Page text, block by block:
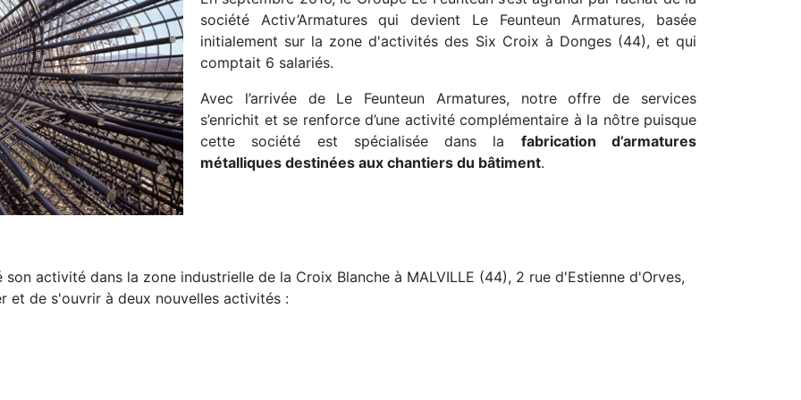
société Activ’Armatures qui devient Le Feunteun Armatures, basée
initialement sur la zone d'activités des Six Croix à Donges (44), et qui
comptait 6 salariés.
Avec l’arrivée de Le Feunteun Armatures, notre offre de services
s’enrichit et se renforce d’une activité complémentaire à la nôtre puisque
cette société est spécialisée dans la fabrication d’armatures
métalliques destinées aux chantiers du bâtiment.
activité dans la zone industrielle de la Croix Blanche à MALVILLE (44), 2 rue d'Estienne d'Orves,
et de s'ouvrir à deux nouvelles activités :